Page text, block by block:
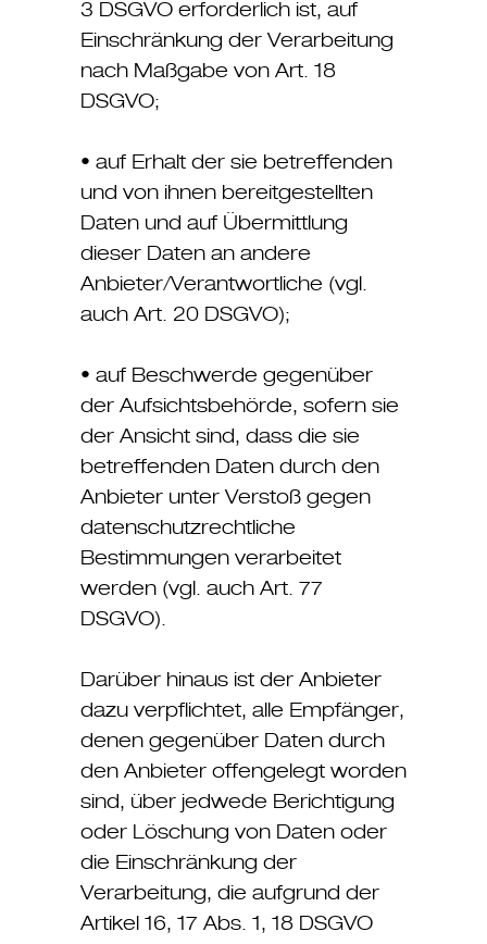
3 DSGVO erforderlich ist, auf
Einschränkung der Verarbeitung
nach Maßgabe von Art. 18
DSGVO;
• auf Erhalt der sie betreffenden
und von ihnen bereitgestellten
Daten und auf Übermittlung
dieser Daten an andere
Anbieter/Verantwortliche (vgl.
auch Art. 20 DSGVO);
• auf Beschwerde gegenüber
der Aufsichtsbehörde, sofern sie
der Ansicht sind, dass die sie
betreffenden Daten durch den
Anbieter unter Verstoß gegen
datenschutzrechtliche
Bestimmungen verarbeitet
werden (vgl. auch Art. 77
DSGVO).
Darüber hinaus ist der Anbieter
dazu verpflichtet, alle Empfänger,
denen gegenüber Daten durch
den Anbieter offengelegt worden
sind, über jedwede Berichtigung
oder Löschung von Daten oder
die Einschränkung der
Verarbeitung, die aufgrund der
Artikel 16, 17 Abs. 1, 18 DSGVO